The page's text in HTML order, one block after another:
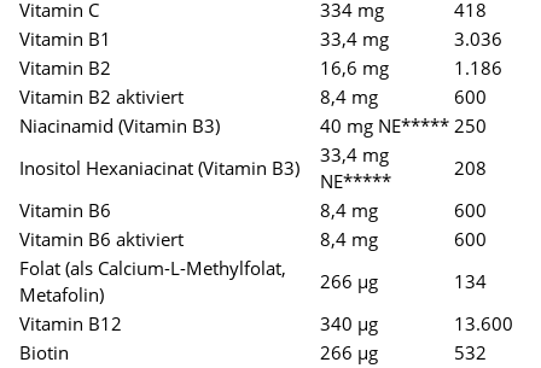
Vitamin C 334 mg
418
Vitamin B1
33,4 mg
3.036
Vitamin B2
16,6 mg
1.186
Vitamin B2 aktiviert
8,4 mg
600
Niacinamid (Vitamin B3)
40 mg NE***** 250
Inositol Hexaniacinat (Vitamin B3)
33,4 mg
NE*****
208
Vitamin B6
8,4 mg
600
Vitamin B6 aktiviert
8,4 mg
600
Folat (als Calcium-L-Methylfolat,
Metafolin)
266 µg
134
Vitamin B12
340 µg
13.600
Biotin
266 µg
532